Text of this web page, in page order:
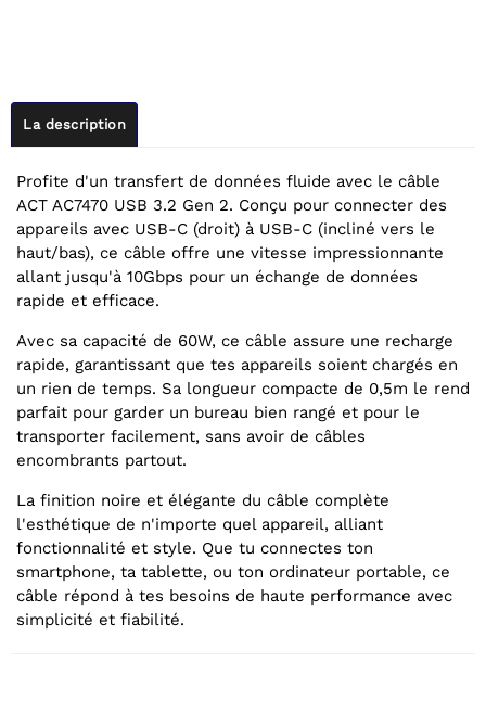
La description
Profite d'un transfert de données fluide avec le câble
ACT AC7470 USB 3.2 Gen 2. Conçu pour connecter des
appareils avec USB-C (droit) à USB-C (incliné vers le
haut/bas), ce câble offre une vitesse impressionnante
allant jusqu'à 10Gbps pour un échange de données
rapide et efficace.
Avec sa capacité de 60W, ce câble assure une recharge
rapide, garantissant que tes appareils soient chargés en
un rien de temps. Sa longueur compacte de 0,5m le rend
parfait pour garder un bureau bien rangé et pour le
transporter facilement, sans avoir de câbles
encombrants partout.
La finition noire et élégante du câble complète
l'esthétique de n'importe quel appareil, alliant
fonctionnalité et style. Que tu connectes ton
smartphone, ta tablette, ou ton ordinateur portable, ce
câble répond à tes besoins de haute performance avec
simplicité et fiabilité.